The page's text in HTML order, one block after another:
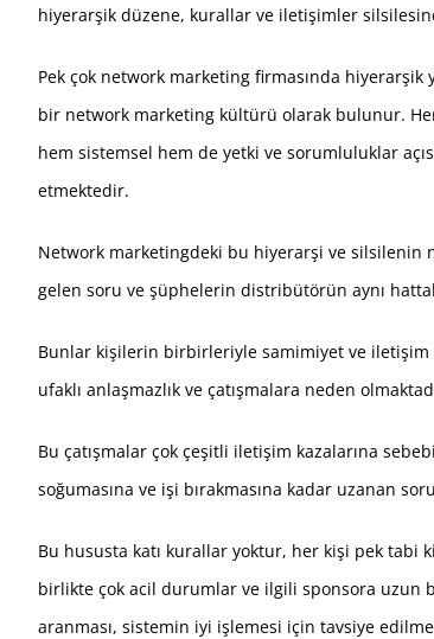
hiyerarşik düzene, kurallar ve iletişimler
Pek çok network marketing firmasında hiyerarşik
bir network marketing kültürü olarak bulunur.
hem sistemsel hem de yetki ve sorumluluklar
etmektedir.
Network marketingdeki bu hiyerarşi ve silsilenin
gelen soru ve şüphelerin distribütörün aynı
Bunlar kişilerin birbirleriyle samimiyet ve iletişim
ufaklı anlaşmazlık ve çatışmalara neden
Bu çatışmalar çok çeşitli iletişim kazalarına
soğumasına ve işi bırakmasına kadar uzanan
Bu hususta katı kurallar yoktur, her kişi pek tabi
birlikte çok acil durumlar ve ilgili sponsora uzun
aranması, sistemin iyi işlemesi için tavsiye